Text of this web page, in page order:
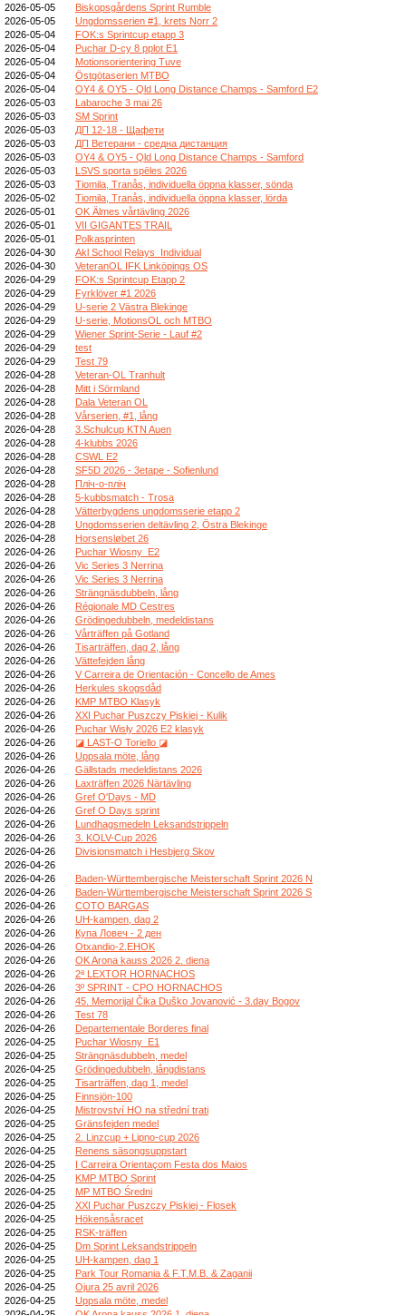
2026-05-05
Biskopsgårdens Sprint Rumble
2026-05-05
Ungdomsserien #1, krets Norr 2
2026-05-04
FOK:s Sprintcup etapp 3
2026-05-04
Puchar D-cy 8 pplot E1
2026-05-04
Motionsorientering Tuve
2026-05-04
Östgötaserien MTBO
2026-05-04
OY4 & OY5 - Qld Long Distance Champs - Samford E2
2026-05-03
Labaroche 3 mai 26
2026-05-03
SM Sprint
2026-05-03
ДП 12-18 - Щафети
2026-05-03
ДП Ветерани - средна дистанция
2026-05-03
OY4 & OY5 - Qld Long Distance Champs - Samford
2026-05-03
LSVS sporta spēles 2026
2026-05-03
Tiomila, Tranås, individuella öppna klasser, sönda
2026-05-02
Tiomila, Tranås, individuella öppna klasser, lörda
2026-05-01
OK Älmes vårtävling 2026
2026-05-01
VII GIGANTES TRAIL
2026-05-01
Polkasprinten
2026-04-30
Akl School Relays_Individual
2026-04-30
VeteranOL IFK Linköpings OS
2026-04-29
FOK:s Sprintcup Etapp 2
2026-04-29
Fyrklöver #1 2026
2026-04-29
U-serie 2 Västra Blekinge
2026-04-29
U-serie, MotionsOL och MTBO
2026-04-29
Wiener Sprint-Serie - Lauf #2
2026-04-29
test
2026-04-29
Test 79
2026-04-28
Veteran-OL Tranhult
2026-04-28
Mitt i Sörmland
2026-04-28
Dala Veteran OL
2026-04-28
Vårserien, #1, lång
2026-04-28
3.Schulcup KTN Auen
2026-04-28
4-klubbs 2026
2026-04-28
CSWL E2
2026-04-28
SF5D 2026 - 3etape - Sofienlund
2026-04-28
Пліч-о-пліч
2026-04-28
5-kubbsmatch - Trosa
2026-04-28
Vätterbygdens ungdomsserie etapp 2
2026-04-28
Ungdomsserien deltävling 2, Östra Blekinge
2026-04-28
Horsensløbet 26
2026-04-26
Puchar Wiosny_E2
2026-04-26
Vic Series 3 Nerrina
2026-04-26
Vic Series 3 Nerrina
2026-04-26
Strängnäsdubbeln, lång
2026-04-26
Régionale MD Cestres
2026-04-26
Grödingedubbeln, medeldistans
2026-04-26
Vårträffen på Gotland
2026-04-26
Tisarträffen, dag 2, lång
2026-04-26
Vättefejden lång
2026-04-26
V Carreira de Orientación - Concello de Ames
2026-04-26
Herkules skogsdåd
2026-04-26
KMP MTBO Klasyk
2026-04-26
XXI Puchar Puszczy Piskiej - Kulik
2026-04-26
Puchar Wisły 2026 E2 klasyk
2026-04-26
◪ LAST-O Toriello ◪
2026-04-26
Uppsala möte, lång
2026-04-26
Gällstads medeldistans 2026
2026-04-26
Laxträffen 2026 Närtävling
2026-04-26
Gref O'Days - MD
2026-04-26
Gref O Days sprint
2026-04-26
Lundhagsmedeln Leksandstrippeln
2026-04-26
3. KOLV-Cup 2026
2026-04-26
Divisionsmatch i Hesbjerg Skov
2026-04-26
2026-04-26
Baden-Württembergische Meisterschaft Sprint 2026 N
2026-04-26
Baden-Württembergische Meisterschaft Sprint 2026 S
2026-04-26
COTO BARGAS
2026-04-26
UH-kampen, dag 2
2026-04-26
Купа Ловеч - 2 ден
2026-04-26
Otxandio-2.EHOK
2026-04-26
OK Arona kauss 2026 2. diena
2026-04-26
2ª LEXTOR HORNACHOS
2026-04-26
3º SPRINT - CPO HORNACHOS
2026-04-26
45. Memorijal Čika Duško Jovanović - 3.day Bogov
2026-04-26
Test 78
2026-04-26
Departementale Borderes final
2026-04-25
Puchar Wiosny_E1
2026-04-25
Strängnäsdubbeln, medel
2026-04-25
Grödingedubbeln, långdistans
2026-04-25
Tisarträffen, dag 1, medel
2026-04-25
Finnsjön-100
2026-04-25
Mistrovství HO na střední trati
2026-04-25
Gränsfejden medel
2026-04-25
2. Linzcup + Lipno-cup 2026
2026-04-25
Renens säsongsuppstart
2026-04-25
I Carreira Orientaçom Festa dos Maios
2026-04-25
KMP MTBO Sprint
2026-04-25
MP MTBO Średni
2026-04-25
XXI Puchar Puszczy Piskiej - Flosek
2026-04-25
Hökensåsracet
2026-04-25
RSK-träffen
2026-04-25
Dm Sprint Leksandstrippeln
2026-04-25
UH-kampen, dag 1
2026-04-25
Park Tour Romania & F.T.M.B. & Zaganii
2026-04-25
Ojura 25 avril 2026
2026-04-25
Uppsala möte, medel